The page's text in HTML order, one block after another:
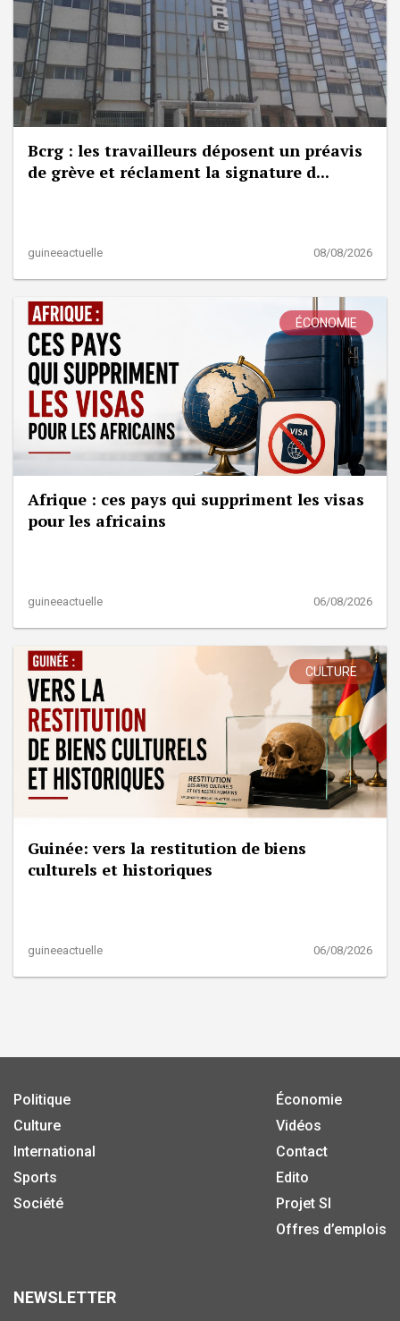
Bcrg : les travailleurs déposent un préavis
de grève et réclament la signature d...
guineeactuelle 08/08/2026
ÉCONOMIE
Afrique : ces pays qui suppriment les visas
pour les africains
guineeactuelle 06/08/2026
CULTURE
Guinée: vers la restitution de biens
culturels et historiques
guineeactuelle 06/08/2026
Politique
Culture
International
Sports
Société
Économie
Vidéos
Contact
Edito
Projet SI
Offres d’emplois
NEWSLETTER